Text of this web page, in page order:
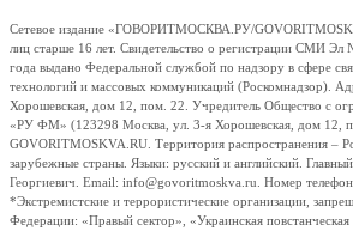
Сетевое издание «ГОВОРИТМОСКВА.РУ/
лиц старше 16 лет. Свидетельство о регистрации СМИ
года выдано Федеральной службой по надзору в сфере
технологий и массовых коммуникаций (Роскомнадзор).
Хорошевская, дом 12, пом. 22. Учредитель Общество с
«РУ ФМ» (123298 Москва, ул. 3-я Хорошевская, дом 12,
GOVORITMOSKVA.RU. Территория распространения –
зарубежные страны. Языки: русский и английский.
Георгиевич. Email: info@govoritmoskva.ru. Номер
*Экстремистские и террористические организации,
Федерации: «Правый сектор», «Украинская